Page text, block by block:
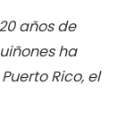
años de
ha
Rico, el